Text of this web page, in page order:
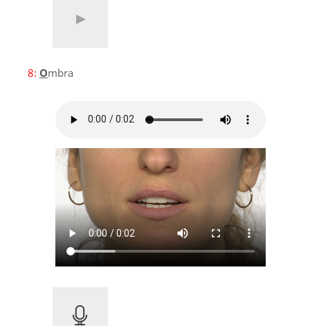
8: Ombra